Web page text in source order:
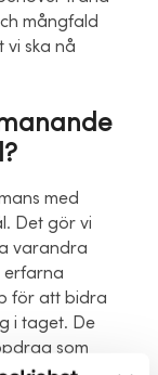
mångfald
ska nå
med
Det gör vi
varandra
erfarna
för att bidra
i taget. De
som